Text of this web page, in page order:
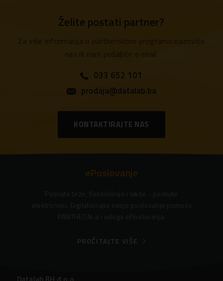
Želite postati partner?
Za više informacija o partnerskom programu nazovite
nas ili nam pošaljite e-mail.
033 652 101
prodaja@datalab.ba
KONTAKTIRAJTE NAS
ePoslovanje
Poslujte brže, fleksibilnije i lakše - poslujte
elektronski. Digitalizirajte svoje poslovanje pomoću
PANTHEON-a i usluga ePoslovanja.
PROČITAJTE VIŠE